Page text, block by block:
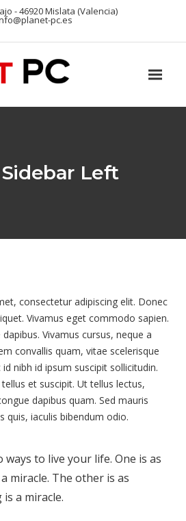
- 46920 Mislata (Valencia)
pc.es
Left
consectetur adipiscing elit. Donec
Vivamus eget commodo sapien.
Vivamus cursus, neque a
convallis quam, vitae scelerisque
nibh id ipsum suscipit sollicitudin.
et suscipit. Ut tellus lectus,
dapibus quam. Sed mauris
quis, iaculis bibendum odio.
to live your life. One is as
miracle. The other is as
a miracle.